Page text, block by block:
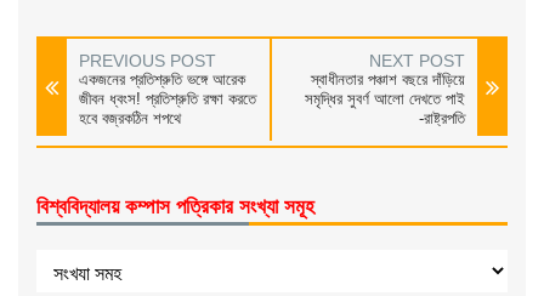
PREVIOUS POST
একজনের প্রতিশ্রুতি ভঙ্গে আরেক
জীবন ধ্বংস! প্রতিশ্রুতি রক্ষা করতে
হবে বজ্রকঠিন শপথে
NEXT POST
স্বাধীনতার পঞ্চাশ বছরে দাঁড়িয়ে
সমৃদ্ধির সুবর্ণ আলো দেখতে পাই
-রাষ্ট্রপতি
বিশ্ববিদ্যালয় কম্পাস পত্রিকার সংখ্যা সমূহ